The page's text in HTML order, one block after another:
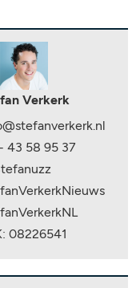
Verkerk
43 58 95 37
08226541